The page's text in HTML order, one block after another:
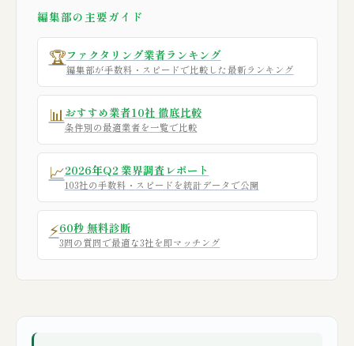
編集部の主要ガイド
🏆ファクタリング業者ランキング
編集部が手数料・スピードで比較した最新ランキング
📊おすすめ業者10社 徹底比較
条件別の最適業者を一覧で比較
📈2026年Q2 業界調査レポート
103社の手数料・スピードを統計データで公開
⚡60秒 無料診断
3問の質問で最適な3社を即マッチング